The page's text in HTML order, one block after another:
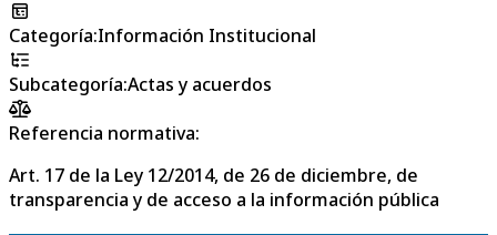
Categoría:Información Institucional
Subcategoría:Actas y acuerdos
Referencia normativa:
Art. 17 de la Ley 12/2014, de 26 de diciembre, de
transparencia y de acceso a la información pública